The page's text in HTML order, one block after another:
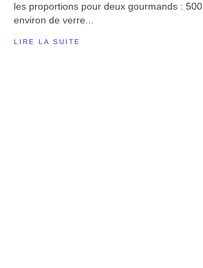
les proportions pour deux gourmands :
environ de verre...
LIRE LA SUITE